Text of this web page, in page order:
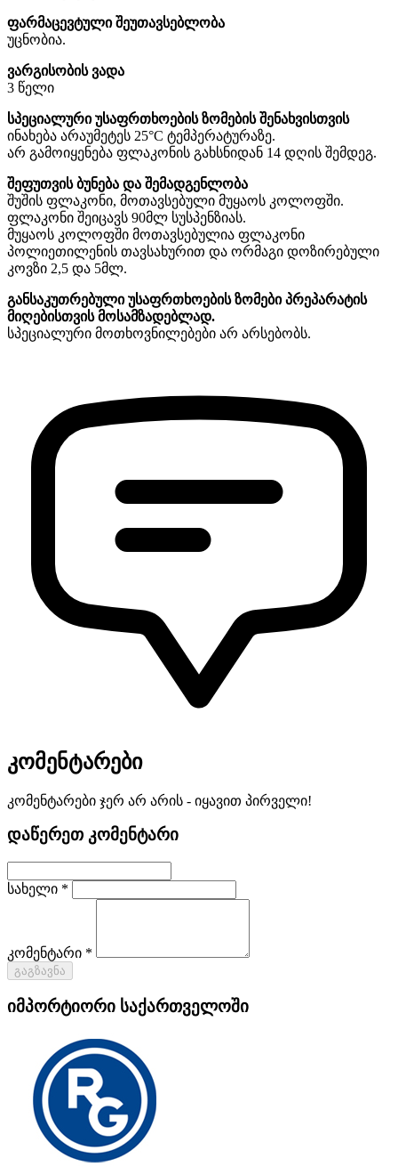
ფარმაცევტული შეუთავსებლობა
უცნობია.
ვარგისობის ვადა
3 წელი
სპეციალური უსაფრთხოების ზომების შენახვისთვის
ინახება არაუმეტეს 25°C ტემპერატურაზე.
არ გამოიყენება ფლაკონის გახსნიდან 14 დღის შემდეგ.
შეფუთვის ბუნება და შემადგენლობა
შუშის ფლაკონი, მოთავსებული მუყაოს კოლოფში.
ფლაკონი შეიცავს 90მლ სუსპენზიას.
მუყაოს კოლოფში მოთავსებულია ფლაკონი
პოლიეთილენის თავსახურით და ორმაგი დოზირებული
კოვზი 2,5 და 5მლ.
განსაკუთრებული უსაფრთხოების ზომები პრეპარატის
მიღებისთვის მოსამზადებლად.
სპეციალური მოთხოვნილებები არ არსებობს.
კომენტარები
კომენტარები ჯერ არ არის - იყავით პირველი!
დაწერეთ კომენტარი
სახელი *
კომენტარი *
გაგზავნა
იმპორტიორი საქართველოში